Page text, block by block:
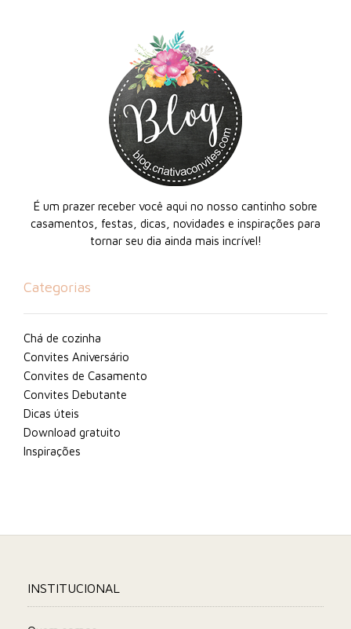
É um prazer receber você aqui no nosso cantinho sobre
casamentos, festas, dicas, novidades e inspirações para
tornar seu dia ainda mais incrível!
Categorias
Chá de cozinha
Convites Aniversário
Convites de Casamento
Convites Debutante
Dicas úteis
Download gratuito
Inspirações
INSTITUCIONAL